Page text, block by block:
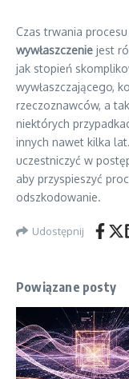
Czas trwania
wywłaszczenie jest
jak stopień
wywłaszczającego,
rzeczoznawców, a
niektórych
innych nawet kilka
uczestniczyć w
aby przyspieszyć
odszkodowanie.
Udostępnij
Powiązane posty